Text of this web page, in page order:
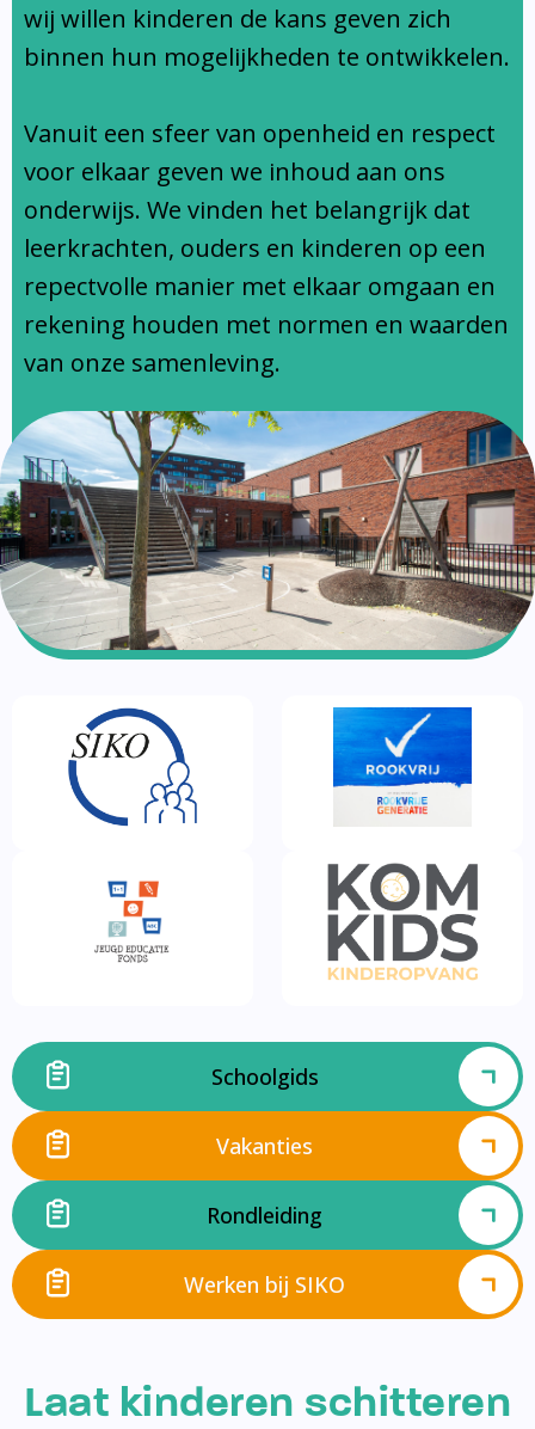
Ondersteuningsprofiel
wij willen kinderen de kans geven zich
binnen hun mogelijkheden te ontwikkelen.
Vanuit een sfeer van openheid en respect
voor elkaar geven we inhoud aan ons
onderwijs. We vinden het belangrijk dat
leerkrachten, ouders en kinderen op een
repectvolle manier met elkaar omgaan en
rekening houden met normen en waarden
van onze samenleving.
Schoolgids
Vakanties
Rondleiding
Werken bij SIKO
Laat kinderen schitteren